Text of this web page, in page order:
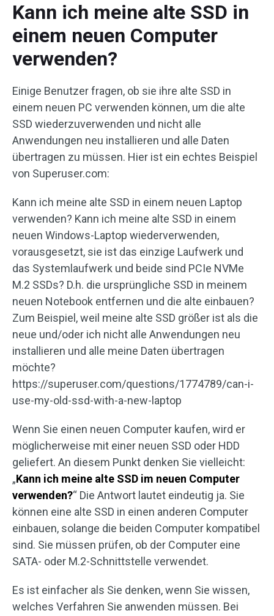
Kann ich meine alte SSD in
einem neuen Computer
verwenden?
Einige Benutzer fragen, ob sie ihre alte SSD in
einem neuen PC verwenden können, um die alte
SSD wiederzuverwenden und nicht alle
Anwendungen neu installieren und alle Daten
übertragen zu müssen. Hier ist ein echtes Beispiel
von Superuser.com:
Kann ich meine alte SSD in einem neuen Laptop
verwenden? Kann ich meine alte SSD in einem
neuen Windows-Laptop wiederverwenden,
vorausgesetzt, sie ist das einzige Laufwerk und
das Systemlaufwerk und beide sind PCIe NVMe
M.2 SSDs? D.h. die ursprüngliche SSD in meinem
neuen Notebook entfernen und die alte einbauen?
Zum Beispiel, weil meine alte SSD größer ist als die
neue und/oder ich nicht alle Anwendungen neu
installieren und alle meine Daten übertragen
möchte?
https://superuser.com/questions/1774789/can-i-
use-my-old-ssd-with-a-new-laptop
Wenn Sie einen neuen Computer kaufen, wird er
möglicherweise mit einer neuen SSD oder HDD
geliefert. An diesem Punkt denken Sie vielleicht:
„Kann ich meine alte SSD im neuen Computer
verwenden?“ Die Antwort lautet eindeutig ja. Sie
können eine alte SSD in einen anderen Computer
einbauen, solange die beiden Computer kompatibel
sind. Sie müssen prüfen, ob der Computer eine
SATA- oder M.2-Schnittstelle verwendet.
Es ist einfacher als Sie denken, wenn Sie wissen,
welches Verfahren Sie anwenden müssen. Bei